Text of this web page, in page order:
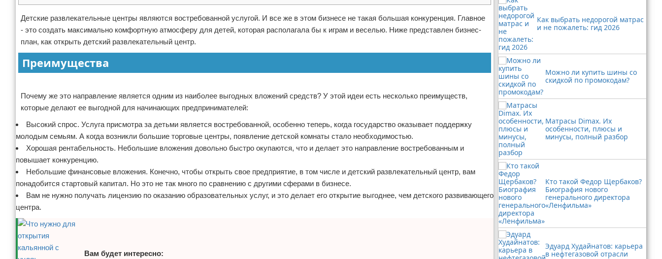
Начало бизнеса
Обзоры услуг
Самосовершенствование
Менеджмент
Отказ от ответственности
Детские развлекательные центры являются востребованной услугой. И все же в этом бизнесе не такая большая конкуренция. Главное
- это создать максимально комфортную атмосферу для детей, которая располагала бы к играм и веселью. Ниже представлен бизнес-
план, как открыть детский развлекательный центр.
Преимущества
Почему же это направление является одним из наиболее выгодных вложений средств? У этой идеи есть несколько преимуществ,
которые делают ее выгодной для начинающих предпринимателей:
Высокий спрос. Услуга присмотра за детьми является востребованной, особенно теперь, когда государство оказывает поддержку
молодым семьям. А когда возникли большие торговые центры, появление детской комнаты стало необходимостью.
Хорошая рентабельность. Небольшие вложения довольно быстро окупаются, что и делает это направление востребованным и
повышает конкуренцию.
Небольшие финансовые вложения. Конечно, чтобы открыть свое предприятие, в том числе и детский развлекательный центр, вам
понадобится стартовый капитал. Но это не так много по сравнению с другими сферами в бизнесе.
Вам не нужно получать лицензию по оказанию образовательных услуг, и это делает его открытие выгоднее, чем детского развивающего
центра.
Вам будет интересно:
Как выбрать недорогой матрас
и не пожалеть: гид 2026
Можно ли купить шины со
скидкой по промокодам?
Матрасы Dimax. Их
особенности, плюсы и
минусы, полный разбор
Кто такой Федор Щербаков?
Биография нового
генерального директора
«Ленфильма»
Эдуард Худайнатов: карьера
в нефтегазовой отрасли